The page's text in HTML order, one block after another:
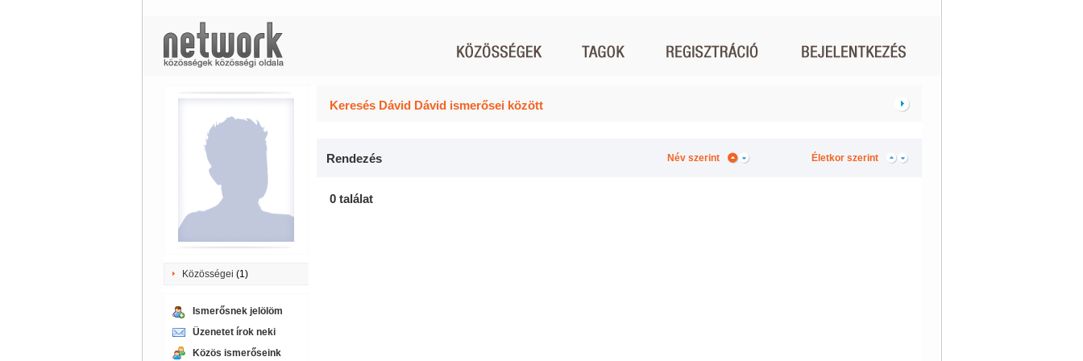
Közösségei (1)
Ismerősnek jelölöm
Üzenetet írok neki
Közös ismerőseink
Keresés Dávid Dávid ismerősei között
Rendezés Név szerint Életkor szerint
0 találat